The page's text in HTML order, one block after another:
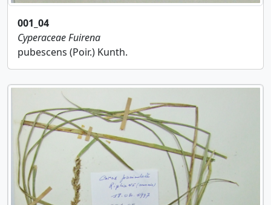
001_04
CyperaceaeFuirena
pubescens (Poir.) Kunth.